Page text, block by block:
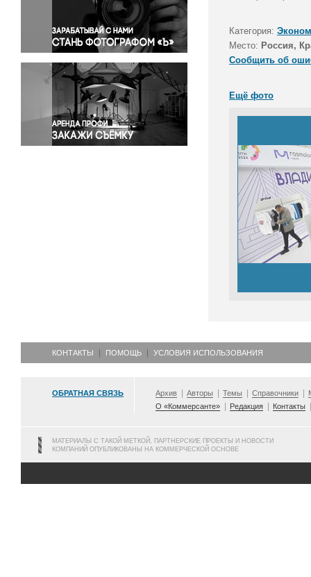
Правосудие
Происшествия и конфликты
Религия
Светская жизнь
Спорт
Экология
Экономика и бизнес
Категория:
Место: Россия,
Сообщить об
Ещё фото
КОНТАКТЫ ПОМОЩЬ УСЛОВИЯ ИСПОЛЬЗОВАНИЯ
ОБРАТНАЯ СВЯЗЬ Архив Авторы Темы Справочники
О «Коммерсанте»
Редакция Контакты
МАТЕРИАЛЫ С ТАКОЙ МЕТКОЙ, ПАРТНЕРСКИЕ ПРОЕКТЫ И НОВОСТИ
КОМПАНИЙ ОПУБЛИКОВАНЫ НА КОММЕРЧЕСКОЙ ОСНОВЕ